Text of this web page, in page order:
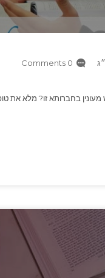
0 Comments
בחברותא זו? מלא את